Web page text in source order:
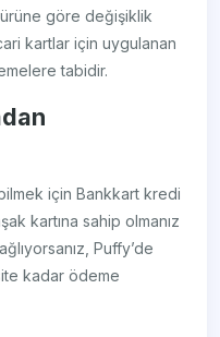
ürüne göre değişiklik
kartlar için uygulanan
tabidir.
için Bankkart kredi
kartına sahip olmanız
Puffy’de
kadar ödeme